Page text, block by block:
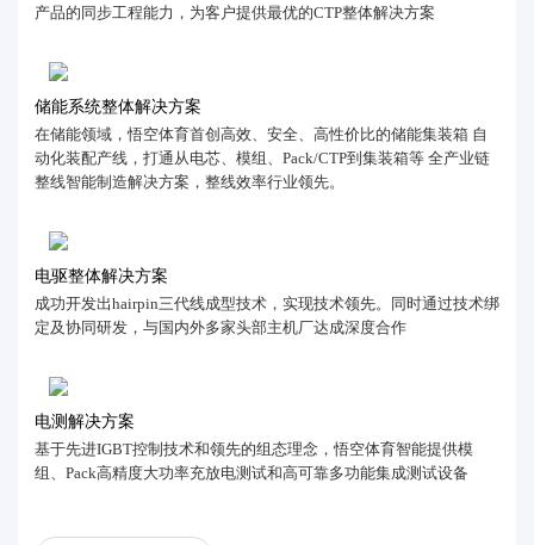
产品的同步工程能力，为客户提供最优的CTP整体解决方案
储能系统整体解决方案
在储能领域，悟空体育首创高效、安全、高性价比的储能集装箱 自
动化装配产线，打通从电芯、模组、Pack/CTP到集装箱等 全产业链
整线智能制造解决方案，整线效率行业领先。
电驱整体解决方案
成功开发出hairpin三代线成型技术，实现技术领先。同时通过技术绑
定及协同研发，与国内外多家头部主机厂达成深度合作
电测解决方案
基于先进IGBT控制技术和领先的组态理念，悟空体育智能提供模
组、Pack高精度大功率充放电测试和高可靠多功能集成测试设备